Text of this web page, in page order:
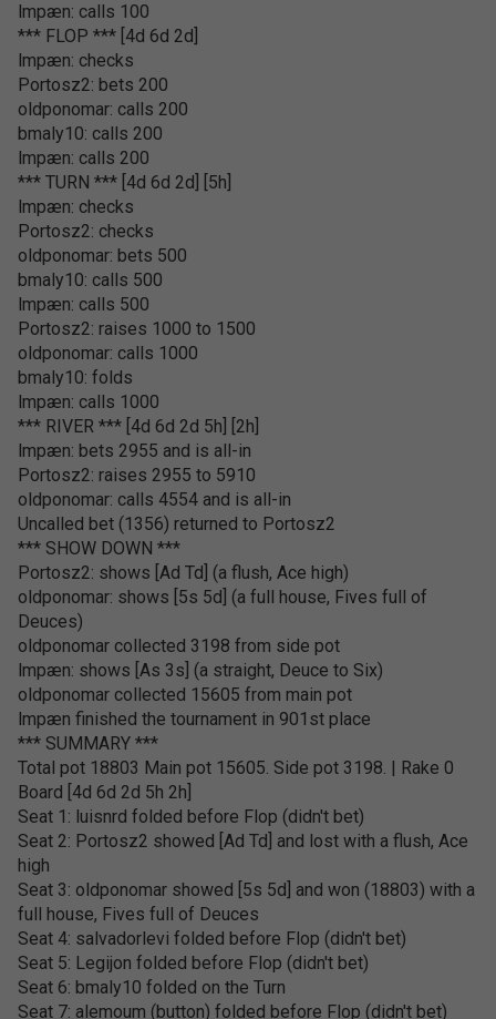
lmpæn: calls 100
*** FLOP *** [4d 6d 2d]
lmpæn: checks
Portosz2: bets 200
oldponomar: calls 200
bmaly10: calls 200
lmpæn: calls 200
*** TURN *** [4d 6d 2d] [5h]
lmpæn: checks
Portosz2: checks
oldponomar: bets 500
bmaly10: calls 500
lmpæn: calls 500
Portosz2: raises 1000 to 1500
oldponomar: calls 1000
bmaly10: folds
lmpæn: calls 1000
*** RIVER *** [4d 6d 2d 5h] [2h]
lmpæn: bets 2955 and is all-in
Portosz2: raises 2955 to 5910
oldponomar: calls 4554 and is all-in
Uncalled bet (1356) returned to Portosz2
*** SHOW DOWN ***
Portosz2: shows [Ad Td] (a flush, Ace high)
oldponomar: shows [5s 5d] (a full house, Fives full of
Deuces)
oldponomar collected 3198 from side pot
lmpæn: shows [As 3s] (a straight, Deuce to Six)
oldponomar collected 15605 from main pot
lmpæn finished the tournament in 901st place
*** SUMMARY ***
Total pot 18803 Main pot 15605. Side pot 3198. | Rake 0
Board [4d 6d 2d 5h 2h]
Seat 1: luisnrd folded before Flop (didn't bet)
Seat 2: Portosz2 showed [Ad Td] and lost with a flush, Ace
high
Seat 3: oldponomar showed [5s 5d] and won (18803) with a
full house, Fives full of Deuces
Seat 4: salvadorlevi folded before Flop (didn't bet)
Seat 5: Legijon folded before Flop (didn't bet)
Seat 6: bmaly10 folded on the Turn
Seat 7: alemoum (button) folded before Flop (didn't bet)